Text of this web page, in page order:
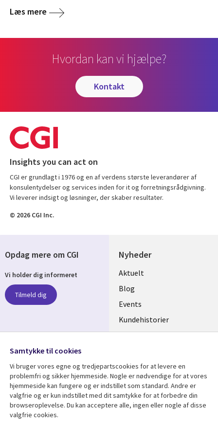
Læs mere
Hvordan kan vi hjælpe?
kontakt
Insights you can act on
CGI er grundlagt i 1976 og en af verdens største leverandører af
konsulentydelser og services inden for it og forretningsrådgivning.
Vi leverer indsigt og løsninger, der skaber resultater.
© 2026 CGI Inc.
Nyheder
Useful
links
DENMARK
Aktuelt
Blog
Events
Kundehistorier
Videoer
Se mere
Library
Artikler
Support
Opdag mere om CGI
Vi holder dig informeret
Tilmeld dig
Media
DENMARK
Samtykke til cookies
Vi bruger vores egne og tredjepartscookies for at levere en
problemfri og sikker hjemmeside. Nogle er nødvendige for at vores
hjemmeside kan fungere og er indstillet som standard. Andre er
valgfrie og er kun indstillet med dit samtykke for at forbedre din
browseroplevelse. Du kan acceptere alle, ingen eller nogle af disse
valgfrie cookies.